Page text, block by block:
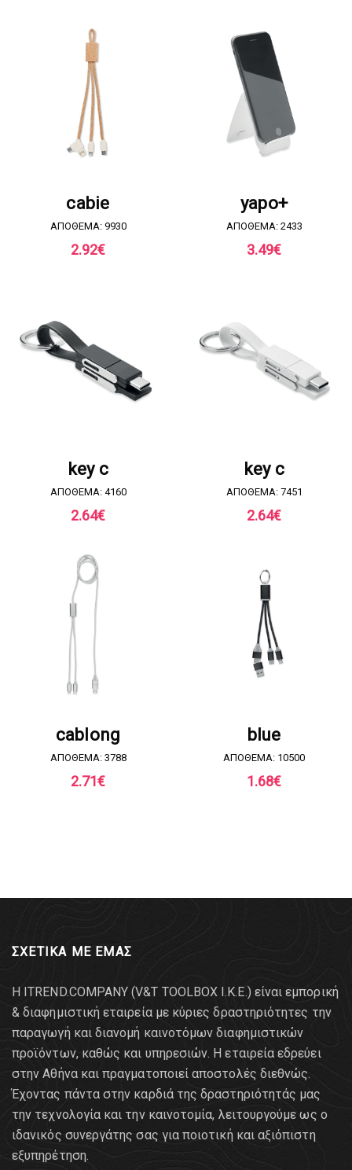
cabie
ΑΠΟΘΕΜΑ: 9930
2.92€
yapo+
ΑΠΟΘΕΜΑ: 2433
3.49€
key c
ΑΠΟΘΕΜΑ: 4160
2.64€
key c
ΑΠΟΘΕΜΑ: 7451
2.64€
cablong
ΑΠΟΘΕΜΑ: 3788
2.71€
blue
ΑΠΟΘΕΜΑ: 10500
1.68€
ΣΧΕΤΙΚΑ ΜΕ ΕΜΑΣ
Η ITREND.COMPANY (V&T TOOLBOX Ι.Κ.Ε.) είναι εμπορική
& διαφημιστική εταιρεία με κύριες δραστηριότητες την
παραγωγή και διανομή καινοτόμων διαφημιστικών
προϊόντων, καθώς και υπηρεσιών. Η εταιρεία εδρεύει
στην Αθήνα και πραγματοποιεί αποστολές διεθνώς.
Έχοντας πάντα στην καρδιά της δραστηριότητάς μας
την τεχνολογία και την καινοτομία, λειτουργούμε ως ο
ιδανικός συνεργάτης σας για ποιοτική και αξιόπιστη
εξυπηρέτηση.